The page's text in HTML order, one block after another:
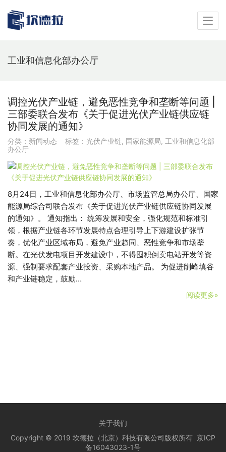
工业和信息化部办公厅
调控光伏产业链，避免恶性竞争和垄断等问题 |
三部委联合发布《关于促进光伏产业链供应链
协同发展的通知》
分类： 新闻动态 标签： 光伏产业链, 国家能源局, 工业和信息化部
办公厅
8月24日，工业和信息化部办公厅、市场监管总局办公厅、国家
能源局综合司联合发布《关于促进光伏产业链供应链协同发展
的通知》。 通知指出： 统筹发展和安全，强化规范和标准引
领，根据产业链各环节发展特点合理引导上下游建设扩张节
奏，优化产业区域布局，避免产业趋同、恶性竞争和市场垄
断。在光伏发电项目开发建设中，不得囤积倒卖电站开发等资
源、强制要求配套产业投资、采购本地产品。 为促进削峰填谷
和产业链稳定，鼓励…
阅读更多»
关于我们
Copyright © 2019 坎德拉（北京）科技有限公司版权所有 京ICP
备16043023-1号